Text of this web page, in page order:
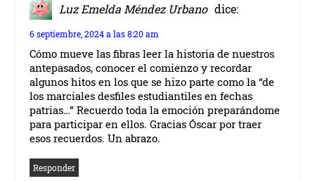
Luz Emelda Méndez Urbano dice:
6 septiembre, 2024 a las 8:20 am
Cómo mueve las fibras leer la historia de nuestros
antepasados, conocer el comienzo y recordar
algunos hitos en los que se hizo parte como la “de
los marciales desfiles estudiantiles en fechas
patrias…” Recuerdo toda la emoción preparándome
para participar en ellos. Gracias Óscar por traer
esos recuerdos. Un abrazo.
Responder